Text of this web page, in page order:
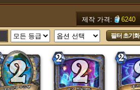
제작 가격: 6240
필터 초기화